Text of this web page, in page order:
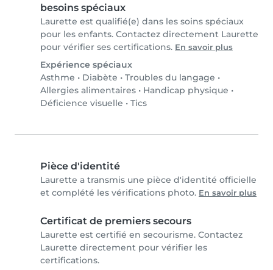
besoins spéciaux
Laurette est qualifié(e) dans les soins spéciaux
pour les enfants. Contactez directement Laurette
pour vérifier ses certifications. En savoir plus
Expérience spéciaux
Asthme • Diabète • Troubles du langage •
Allergies alimentaires • Handicap physique •
Déficience visuelle • Tics
Pièce d'identité
Laurette a transmis une pièce d'identité officielle
et complété les vérifications photo. En savoir plus
Certificat de premiers secours
Laurette est certifié en secourisme. Contactez
Laurette directement pour vérifier les
certifications.